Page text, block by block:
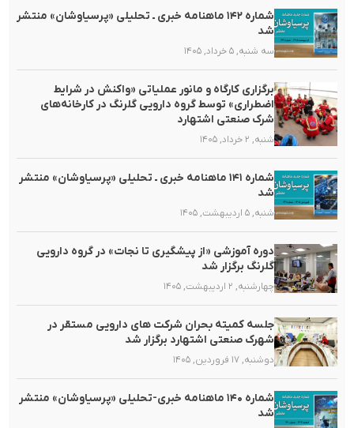
شماره ۱۴۲ ماهنامه خبری ـ تحلیلی «پرسیاوشان» منتشر
شد
سه شنبه, ۵ خرداد, ۱۴۰۵
برگزاری کارگاه و مانور عملیاتی «واکنش در شرایط
اضطراری» توسط گروه دارویی گلرنگ در کارخانه‌های
شرک صنعتی اشتهارد
شنبه, ۲ خرداد, ۱۴۰۵
شماره ۱۴۱ ماهنامه خبری ـ تحلیلی «پرسیاوشان» منتشر
شد
شنبه, ۵ اردیبهشت, ۱۴۰۵
دوره آموزشی «از پیشگیری تا نجات» در گروه دارویی
گلرنگ برگزار شد
چهارشنبه, ۲ اردیبهشت, ۱۴۰۵
جلسه کمیته بحران شرکت های دارویی مستقر در
شهرک صنعتی اشتهارد برگزار شد
دوشنبه, ۱۷ فروردین, ۱۴۰۵
شماره ۱۴۰ ماهنامه خبری-تحلیلی «پرسیاوشان» منتشر
شد